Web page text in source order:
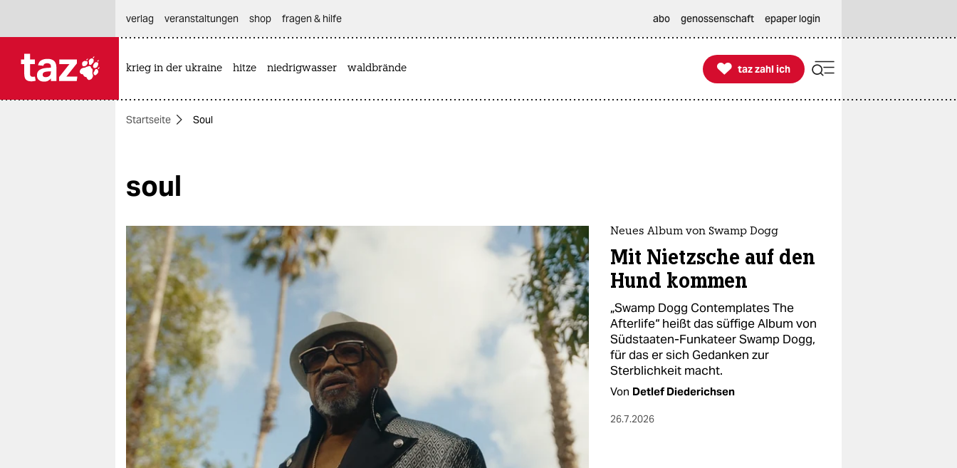
themen
öko
gesellschaft
kultur
sport
berlin
nord
wahrheit
verlag
verlag
verlag
veranstaltungen shop fragen & hilfe abo genossenschaft epaper login
krieg in der ukraine hitze niedrigwasser waldbrände 
taz zahl ich
taz zahl ich
Startseite Soul
soul
Neues Album von Swamp Dogg
Mit Nietzsche auf den
Hund kommen
„Swamp Dogg Contemplates The
Afterlife“ heißt das süffige Album von
Südstaaten-Funkateer Swamp Dogg,
für das er sich Gedanken zur
Sterblichkeit macht.
Von Detlef Diederichsen
26.7.2026